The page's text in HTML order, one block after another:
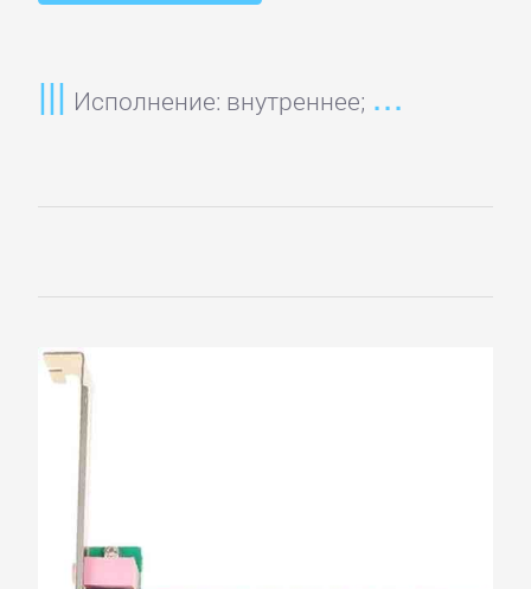
Исполнение: внутреннее;
BIOSTAR
3D
EliteGroup
EVGA
Force3D